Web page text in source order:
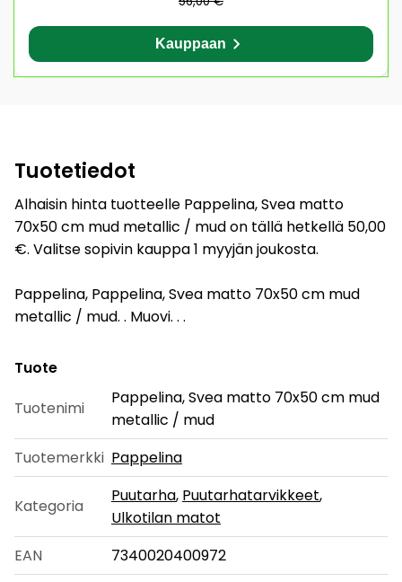
Kauppaan
Tuotetiedot
Alhaisin hinta tuotteelle Pappelina, Svea matto
70x50 cm mud metallic / mud on tällä hetkellä 50,00
€. Valitse sopivin kauppa 1 myyjän joukosta.
Pappelina, Pappelina, Svea matto 70x50 cm mud
metallic / mud. . Muovi. . .
Tuote
Tuotenimi
Pappelina, Svea matto 70x50 cm mud
metallic / mud
Tuotemerkki Pappelina
Kategoria
Puutarha, Puutarhatarvikkeet,
Ulkotilan matot
EAN
7340020400972